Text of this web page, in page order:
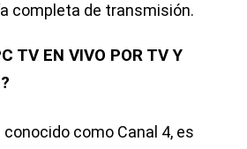
completa de transmisión.
TV EN VIVO POR TV Y
conocido como Canal 4, es